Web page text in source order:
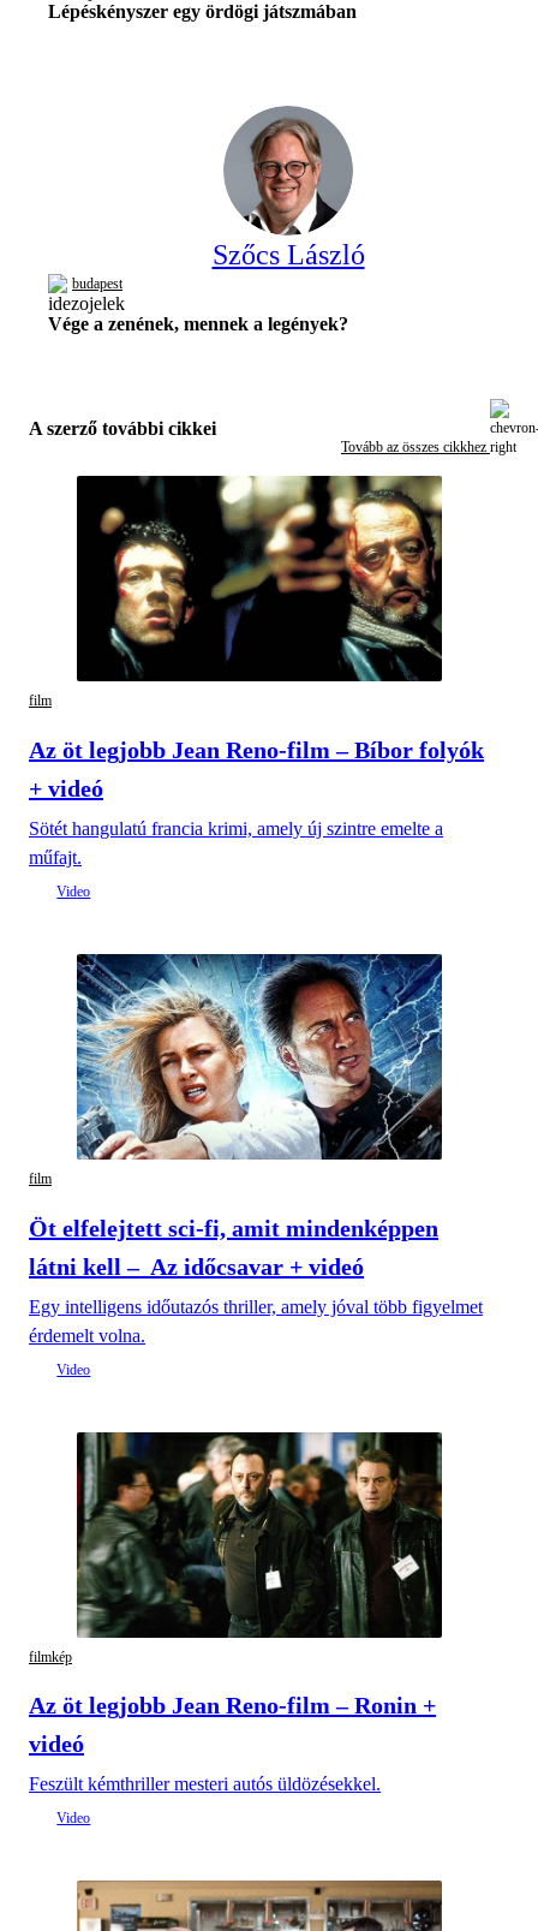
Lépéskényszer egy ördögi játszmában
Szőcs László
budapest
Vége a zenének, mennek a legények?
A szerző további cikkei
Tovább az összes cikkhez
film
Az öt legjobb Jean Reno-film – Bíbor folyók
+ videó
Sötét hangulatú francia krimi, amely új szintre emelte a
műfajt.
film
Öt elfelejtett sci-fi, amit mindenképpen
látni kell – Az időcsavar + videó
Egy intelligens időutazós thriller, amely jóval több figyelmet
érdemelt volna.
filmkép
Az öt legjobb Jean Reno-film – Ronin +
videó
Feszült kémthriller mesteri autós üldözésekkel.